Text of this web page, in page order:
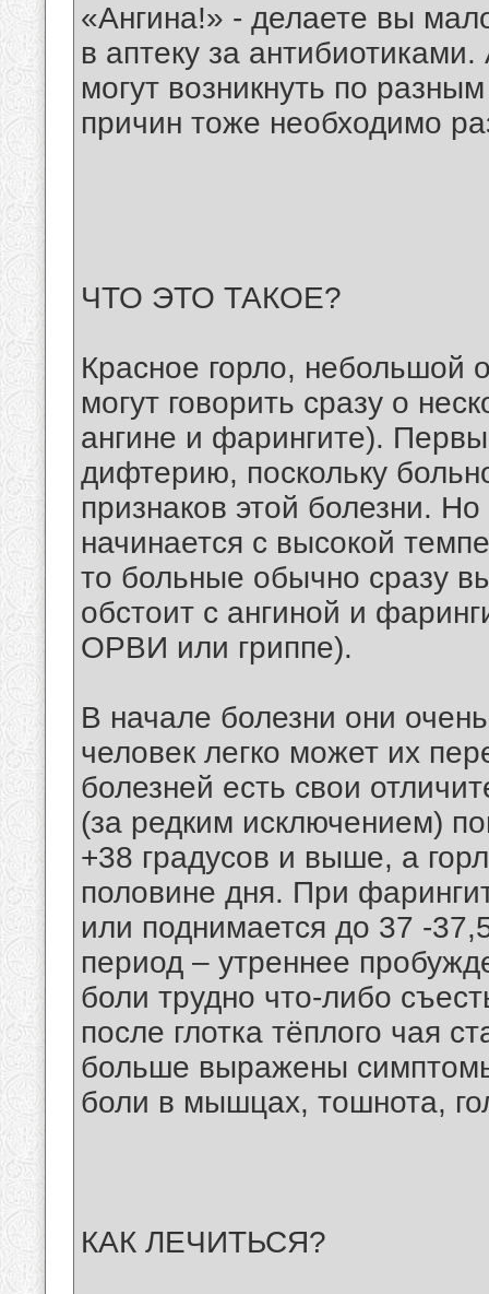
«Ангина!» - делаете вы
в аптеку за
могут возникнуть по
причин тоже необходимо
ЧТО ЭТО ТАКОЕ?
Красное горло, небольшой
могут говорить сразу о
ангине и фарингите).
дифтерию, поскольку
признаков этой болезни.
начинается с высокой
то больные обычно сразу
обстоит с ангиной и
ОРВИ или гриппе).
В начале болезни они
человек легко может их
болезней есть свои
(за редким исключением)
+38 градусов и выше, а
половине дня. При
или поднимается до 37 -
период – утреннее
боли трудно что-либо
после глотка тёплого чая
больше выражены
боли в мышцах, тошнота,
КАК ЛЕЧИТЬСЯ?